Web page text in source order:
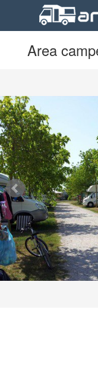
Area